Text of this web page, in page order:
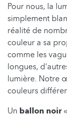
Pour nous, la
simplement
réalité de
couleur a sa
comme les
longues,
lumière. Notre
couleurs
Un ballon noir